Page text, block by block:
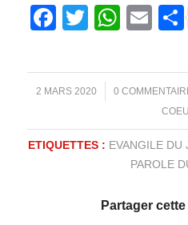
Facebook
Twitter
2 MARS 2020
/ 0 /
ETIQUETTES : EVANGILE DU
PAROLE
Partager